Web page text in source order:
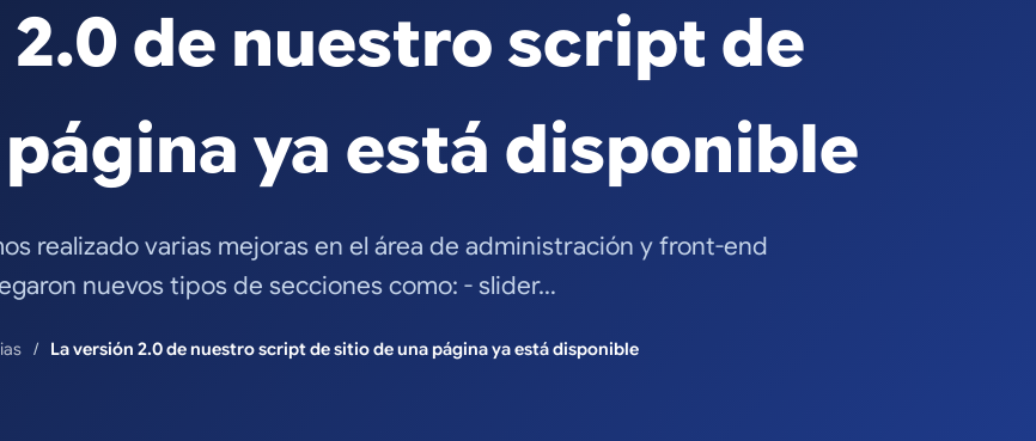
2.0 de nuestro script de
ya está disponible
realizado varias mejoras en el área de administración y front-end
nuevos tipos de secciones como: - slider…
La versión 2.0 de nuestro script de sitio de una página ya está disponible